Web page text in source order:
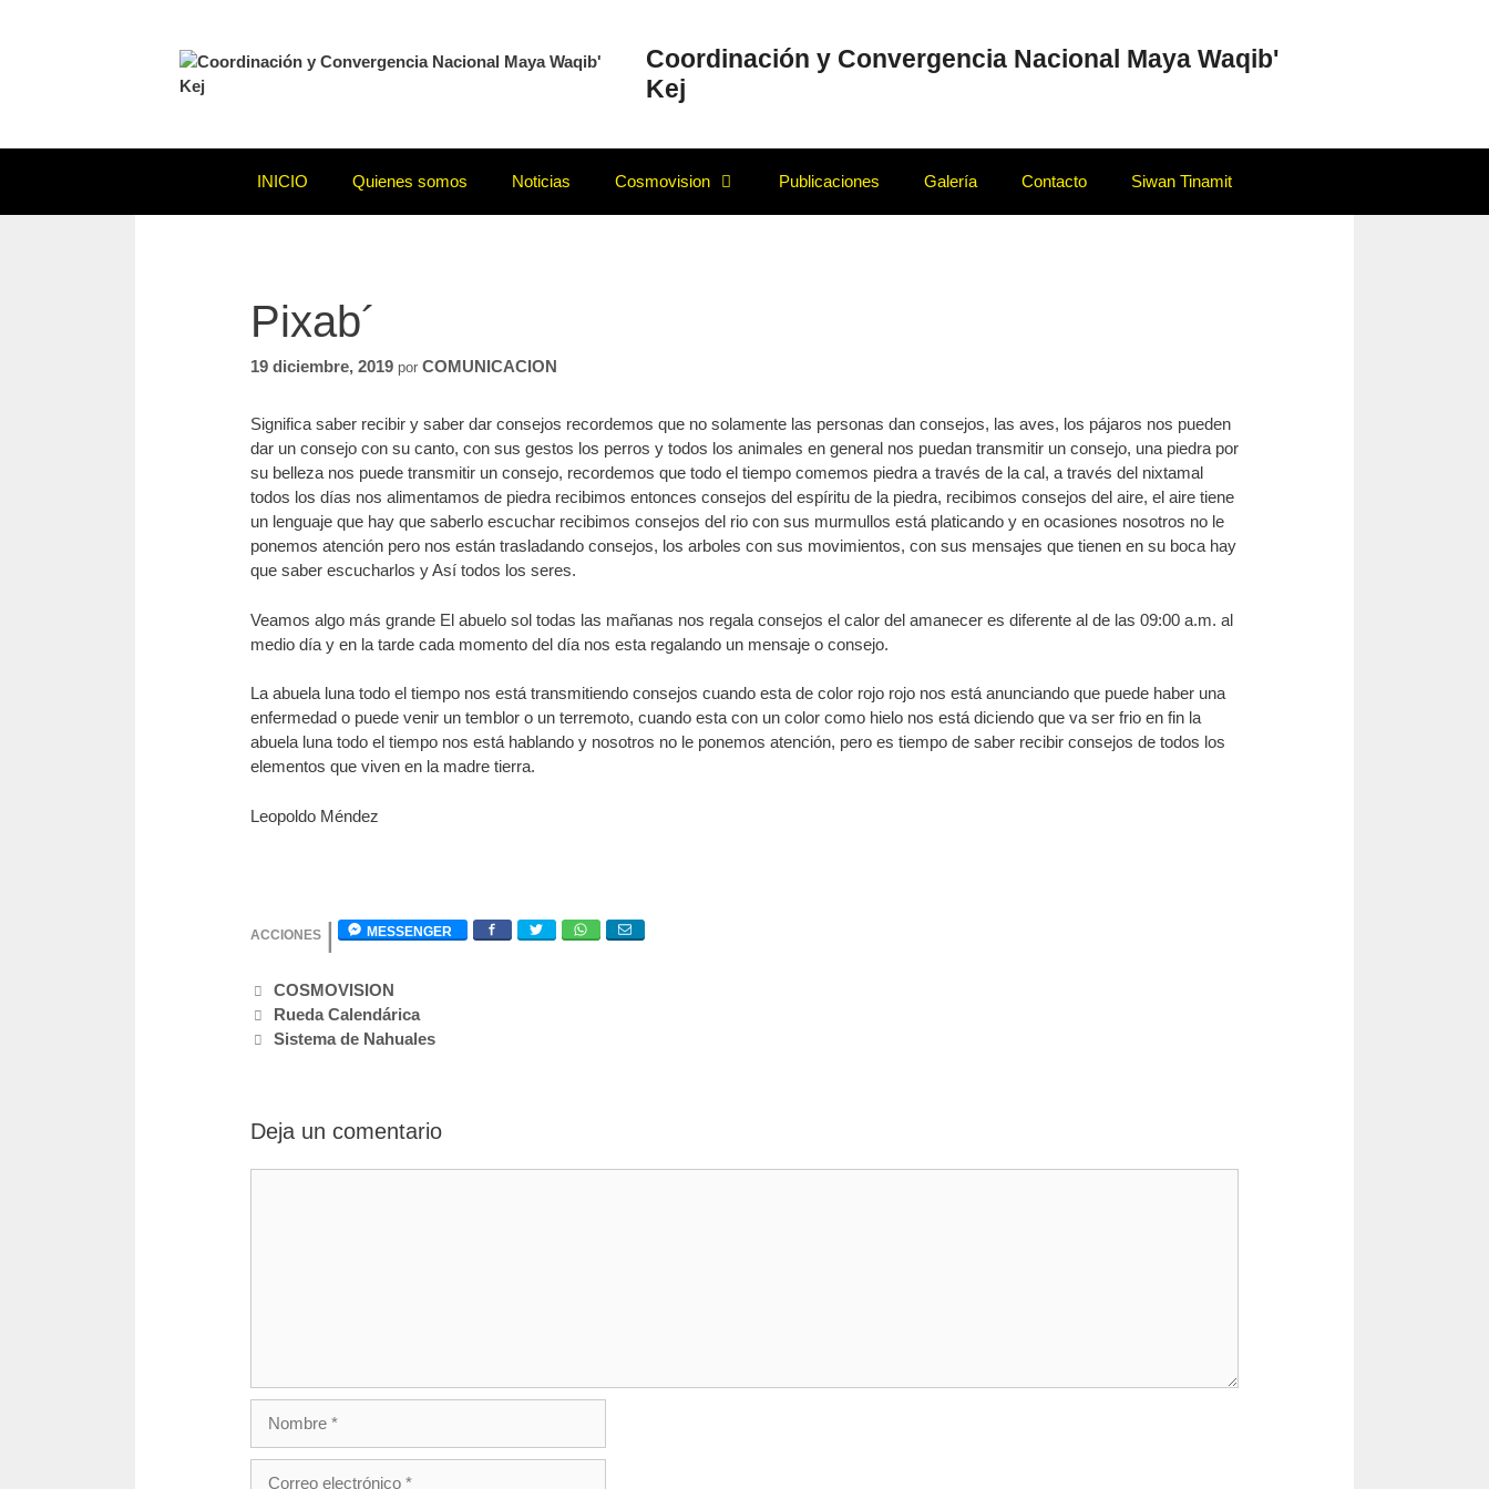
Coordinación y Convergencia Nacional Maya Waqib'
Kej
INICIO Quienes somos Noticias Cosmovision Publicaciones Galería Contacto Siwan Tinamit
Pixab´
19 diciembre, 2019 por COMUNICACION
Significa saber recibir y saber dar consejos recordemos que no solamente las personas dan consejos, las aves, los pájaros nos pueden
dar un consejo con su canto, con sus gestos los perros y todos los animales en general nos puedan transmitir un consejo, una piedra por
su belleza nos puede transmitir un consejo, recordemos que todo el tiempo comemos piedra a través de la cal, a través del nixtamal
todos los días nos alimentamos de piedra recibimos entonces consejos del espíritu de la piedra, recibimos consejos del aire, el aire tiene
un lenguaje que hay que saberlo escuchar recibimos consejos del rio con sus murmullos está platicando y en ocasiones nosotros no le
ponemos atención pero nos están trasladando consejos, los arboles con sus movimientos, con sus mensajes que tienen en su boca hay
que saber escucharlos y Así todos los seres.
Veamos algo más grande El abuelo sol todas las mañanas nos regala consejos el calor del amanecer es diferente al de las 09:00 a.m. al
medio día y en la tarde cada momento del día nos esta regalando un mensaje o consejo.
La abuela luna todo el tiempo nos está transmitiendo consejos cuando esta de color rojo rojo nos está anunciando que puede haber una
enfermedad o puede venir un temblor o un terremoto, cuando esta con un color como hielo nos está diciendo que va ser frio en fin la
abuela luna todo el tiempo nos está hablando y nosotros no le ponemos atención, pero es tiempo de saber recibir consejos de todos los
elementos que viven en la madre tierra.
Leopoldo Méndez
Categorías
COSMOVISION
Navegación
de
Rueda Calendárica
Sistema de Nahuales
Deja un comentario